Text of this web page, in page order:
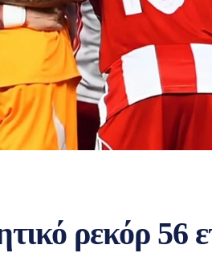
ρεκόρ 56